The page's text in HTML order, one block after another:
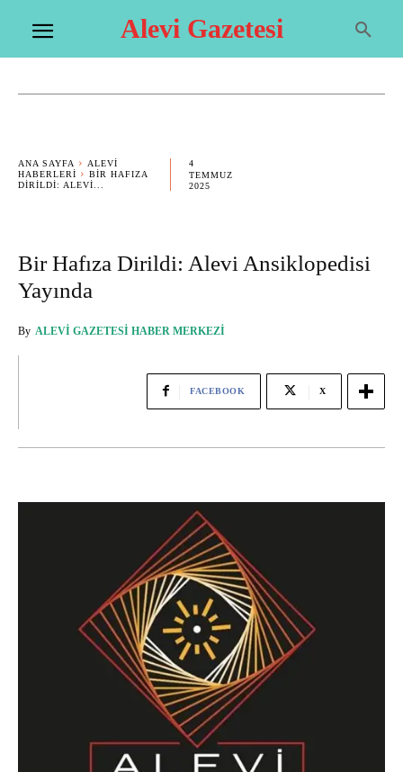
Alevi Gazetesi
ANA SAYFA
ALEVI
HABERLERI
BIR HAFIZA
DIRILDI: ALEVI...
4
TEMMUZ
2025
Bir Hafıza Dirildi: Alevi Ansiklopedisi
Yayında
By ALEVI GAZETESI HABER MERKEZI
FACEBOOK X